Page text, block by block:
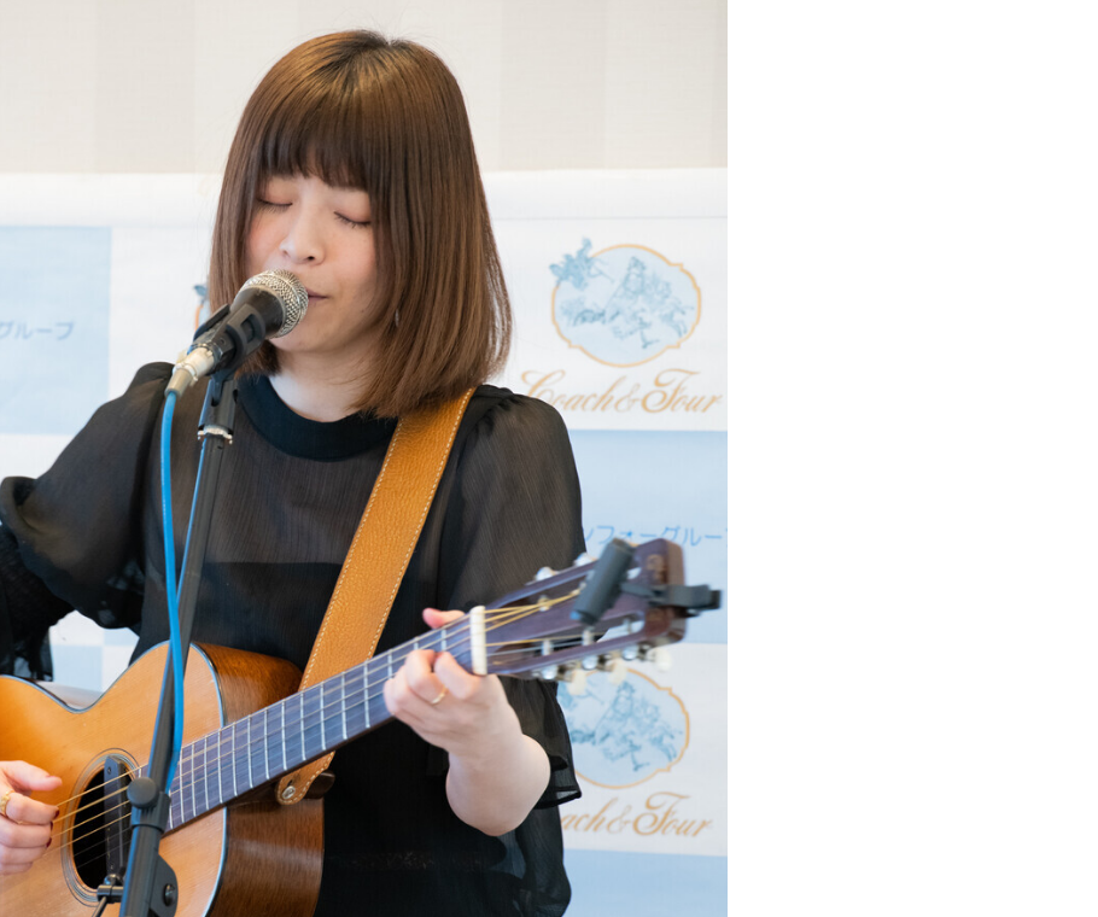
ミュニティ【北海道オンラインアジト】
メディア取材受付口はこちら
ュニティ【北海道オンラインアジト】